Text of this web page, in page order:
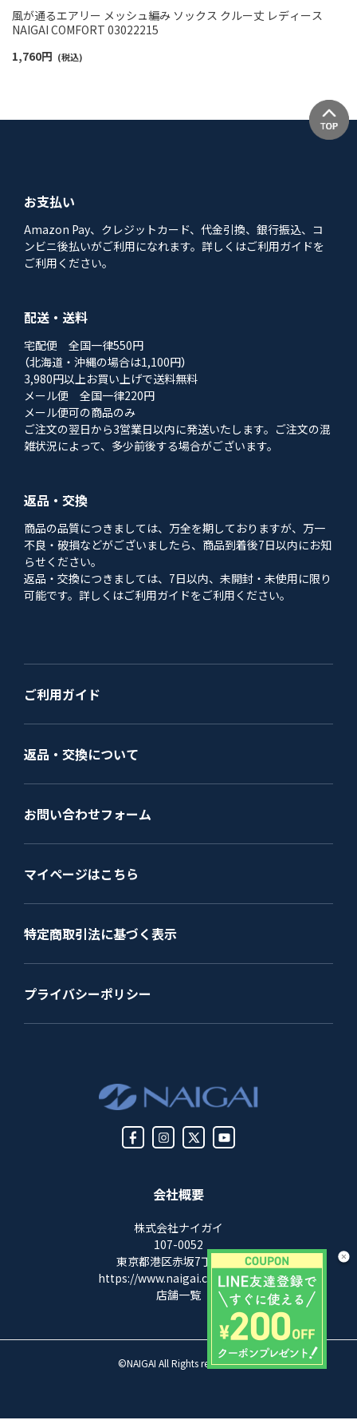
風が通るエアリー メッシュ編み ソックス クルー丈 レディース
NAIGAI COMFORT 03022215
1,760円 (税込)
会社概要
株式会社ナイガイ
107-0052
東京都港区赤坂7丁目8-5
https://www.naigai.co.jp/corp/
店舗一覧
お支払い
Amazon Pay、クレジットカード、代金引換、銀行振込、コ
ンビニ後払いがご利用になれます。詳しくはご利用ガイドを
ご利用ください。
配送・送料
宅配便 全国一律550円
（北海道・沖縄の場合は1,100円）
3,980円以上お買い上げで送料無料
メール便 全国一律220円
メール便可の商品のみ
ご注文の翌日から3営業日以内に発送いたします。ご注文の混
雑状況によって、多少前後する場合がございます。
返品・交換
商品の品質につきましては、万全を期しておりますが、万一
不良・破損などがございましたら、商品到着後7日以内にお知
らせください。
返品・交換につきましては、7日以内、未開封・未使用に限り
可能です。詳しくはご利用ガイドをご利用ください。
ご利用ガイド
返品・交換について
お問い合わせフォーム
マイページはこちら
特定商取引法に基づく表示
プライバシーポリシー
©NAIGAI All Rights reserved.